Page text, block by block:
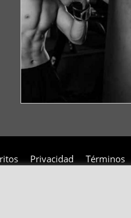
Privacidad Términos